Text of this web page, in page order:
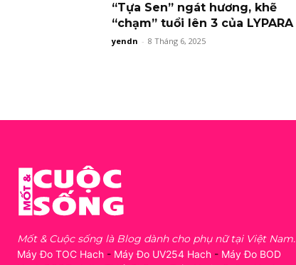
“Tựa Sen” ngát hương, khẽ
“chạm” tuổi lên 3 của LYPARA
yendn - 8 Tháng 6, 2025
Mốt & Cuộc sống là Blog dành cho phụ nữ tại Việt Nam.
Máy Đo TOC Hach - Máy Đo UV254 Hach - Máy Đo BOD